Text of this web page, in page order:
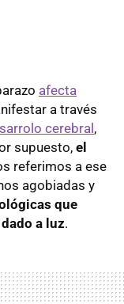
afecta
a través
cerebral,
supuesto,el
referimos a ese
agobiadas y
que
a luz.